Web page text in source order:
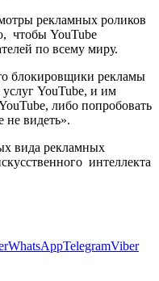
рекламных роликов
чтобы YouTube
по всему миру.
блокировщики рекламы
YouTube, и им
либо попробовать
не видеть».
вида рекламных
интеллекта
WhatsAppTelegramViber